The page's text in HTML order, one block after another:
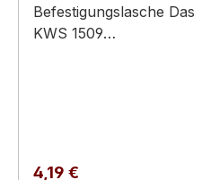
Befestigungslasche Das
KWS 1509
Regulärer Preis:
4,19 €